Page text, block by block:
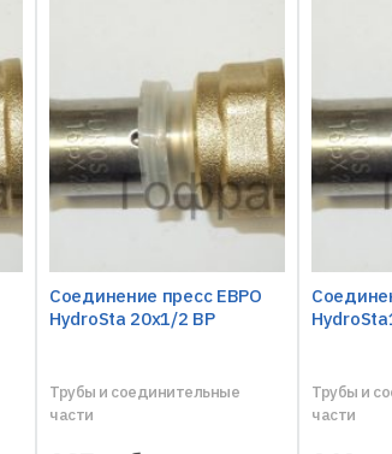
Соединение пресс ЕВРО
HydroSta 20х1/2 ВР
Трубы и соединительные
части
Трубы и
части